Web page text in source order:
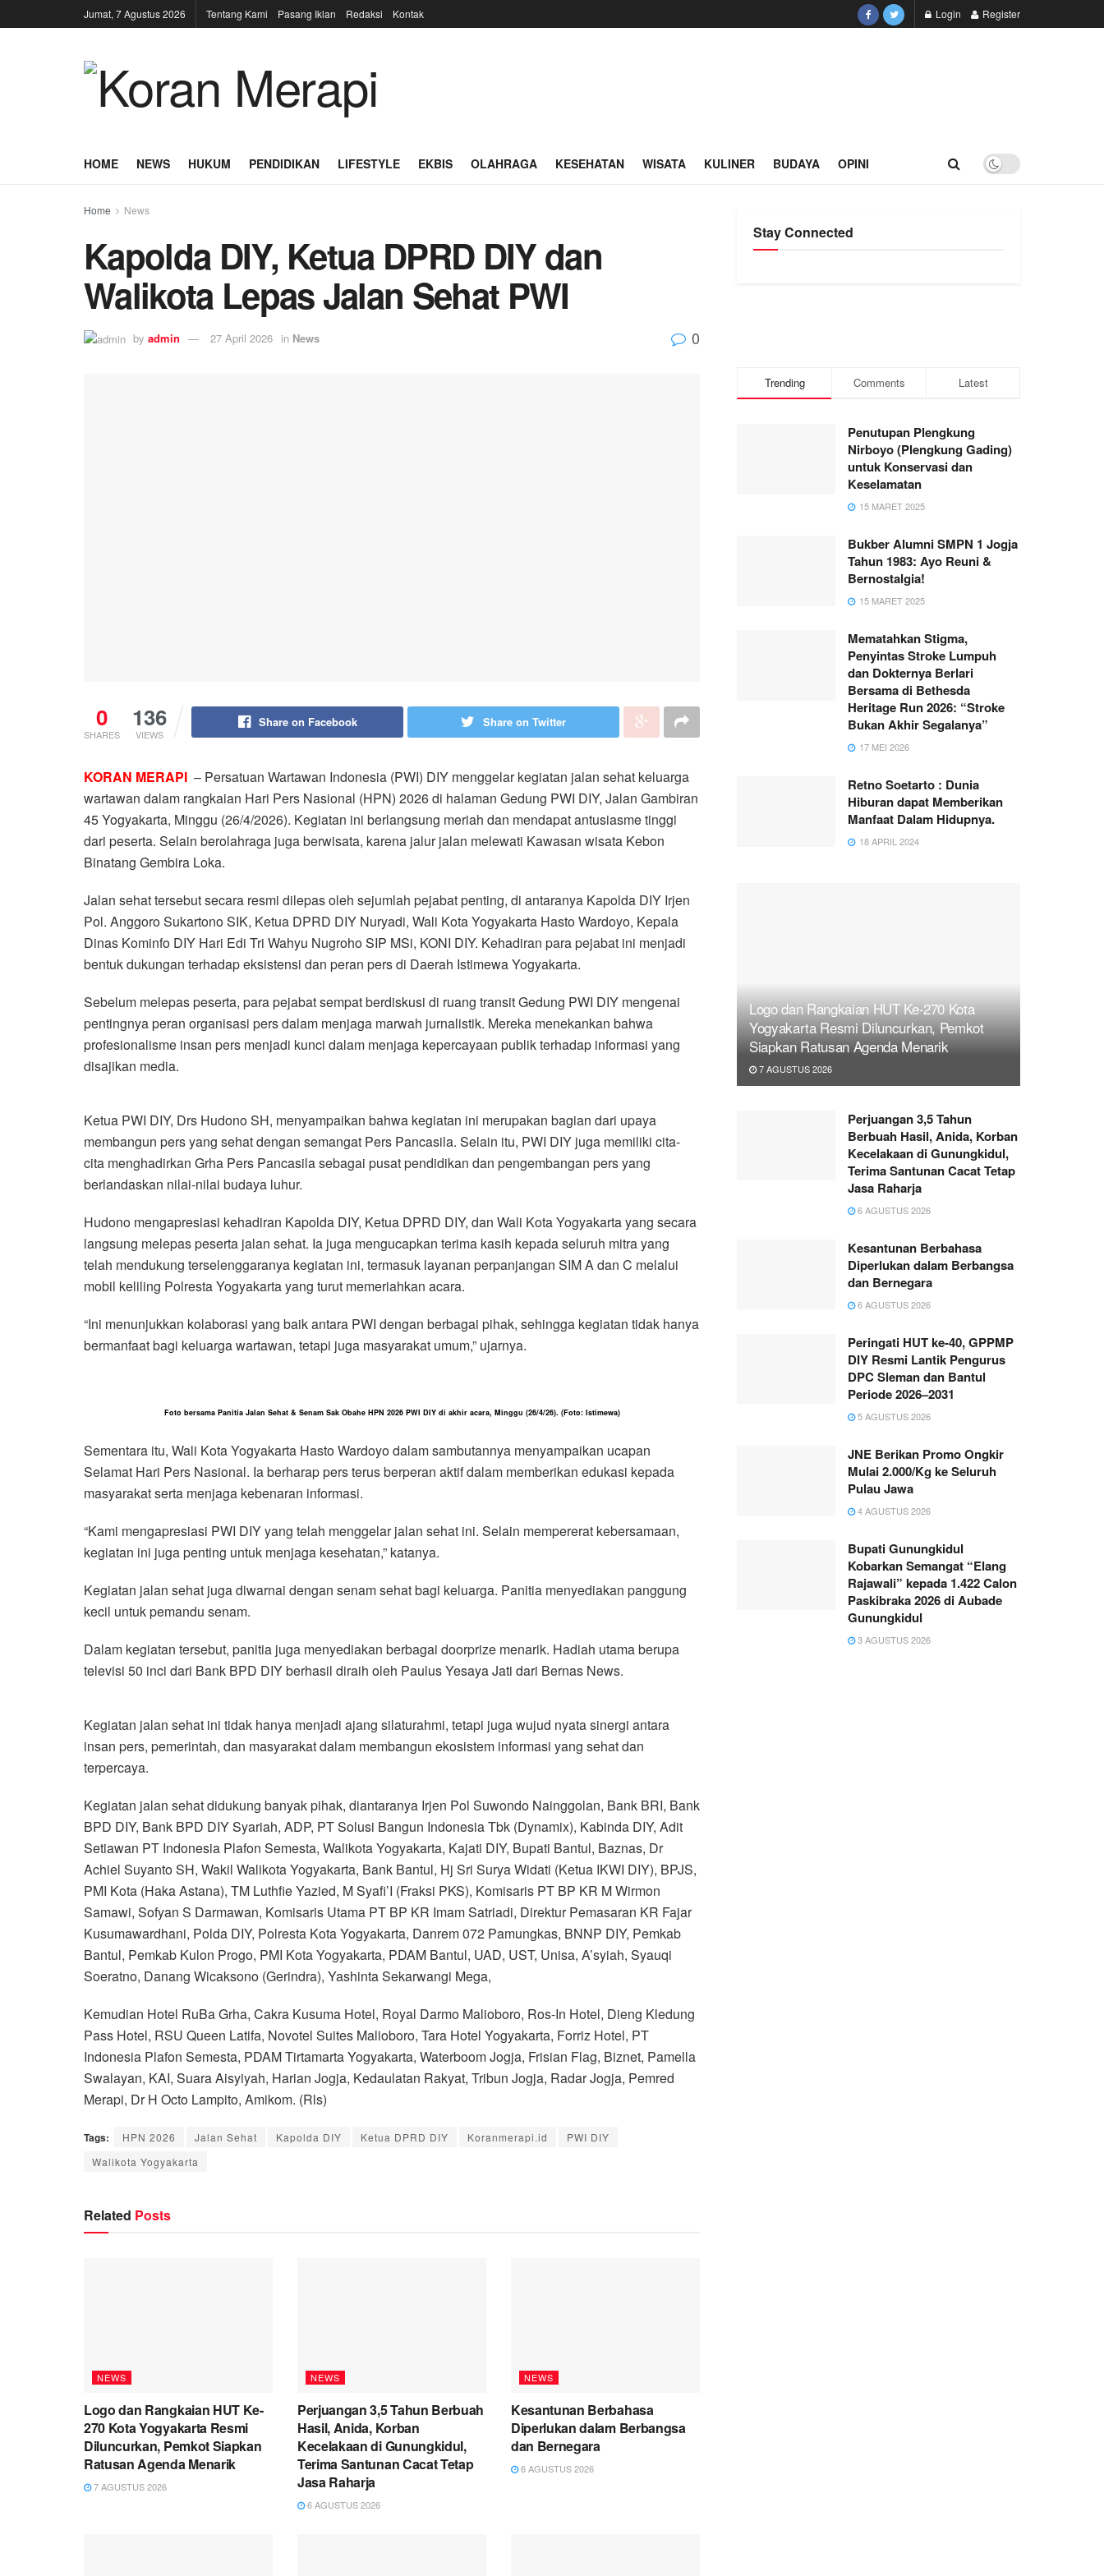
Jumat, 7 Agustus 2026 Tentang Kami Pasang Iklan Redaksi Kontak Login Register
HOME NEWS HUKUM PENDIDIKAN LIFESTYLE EKBIS OLAHRAGA KESEHATAN WISATA KULINER BUDAYA OPINI
Home News
Kapolda DIY, Ketua DPRD DIY dan
Walikota Lepas Jalan Sehat PWI
by admin 27 April 2026 in News 0
0
SHARES
136
VIEWS
Share on Facebook Share on Twitter
KORAN MERAPI – Persatuan Wartawan Indonesia (PWI) DIY menggelar kegiatan jalan sehat keluarga
wartawan dalam rangkaian Hari Pers Nasional (HPN) 2026 di halaman Gedung PWI DIY, Jalan Gambiran
45 Yogyakarta, Minggu (26/4/2026). Kegiatan ini berlangsung meriah dan mendapat antusiasme tinggi
dari peserta. Selain berolahraga juga berwisata, karena jalur jalan melewati Kawasan wisata Kebon
Binatang Gembira Loka.
Jalan sehat tersebut secara resmi dilepas oleh sejumlah pejabat penting, di antaranya Kapolda DIY Irjen
Pol. Anggoro Sukartono SIK, Ketua DPRD DIY Nuryadi, Wali Kota Yogyakarta Hasto Wardoyo, Kepala
Dinas Kominfo DIY Hari Edi Tri Wahyu Nugroho SIP MSi, KONI DIY. Kehadiran para pejabat ini menjadi
bentuk dukungan terhadap eksistensi dan peran pers di Daerah Istimewa Yogyakarta.
Sebelum melepas peserta, para pejabat sempat berdiskusi di ruang transit Gedung PWI DIY mengenai
pentingnya peran organisasi pers dalam menjaga marwah jurnalistik. Mereka menekankan bahwa
profesionalisme insan pers menjadi kunci dalam menjaga kepercayaan publik terhadap informasi yang
disajikan media.
Ketua PWI DIY, Drs Hudono SH, menyampaikan bahwa kegiatan ini merupakan bagian dari upaya
membangun pers yang sehat dengan semangat Pers Pancasila. Selain itu, PWI DIY juga memiliki cita-
cita menghadirkan Grha Pers Pancasila sebagai pusat pendidikan dan pengembangan pers yang
berlandaskan nilai-nilai budaya luhur.
Hudono mengapresiasi kehadiran Kapolda DIY, Ketua DPRD DIY, dan Wali Kota Yogyakarta yang secara
langsung melepas peserta jalan sehat. Ia juga mengucapkan terima kasih kepada seluruh mitra yang
telah mendukung terselenggaranya kegiatan ini, termasuk layanan perpanjangan SIM A dan C melalui
mobil keliling Polresta Yogyakarta yang turut memeriahkan acara.
“Ini menunjukkan kolaborasi yang baik antara PWI dengan berbagai pihak, sehingga kegiatan tidak hanya
bermanfaat bagi keluarga wartawan, tetapi juga masyarakat umum,” ujarnya.
Foto bersama Panitia Jalan Sehat & Senam Sak Obahe HPN 2026 PWI DIY di akhir acara, Minggu (26/4/26). (Foto: Istimewa)
Sementara itu, Wali Kota Yogyakarta Hasto Wardoyo dalam sambutannya menyampaikan ucapan
Selamat Hari Pers Nasional. Ia berharap pers terus berperan aktif dalam memberikan edukasi kepada
masyarakat serta menjaga kebenaran informasi.
“Kami mengapresiasi PWI DIY yang telah menggelar jalan sehat ini. Selain mempererat kebersamaan,
kegiatan ini juga penting untuk menjaga kesehatan,” katanya.
Kegiatan jalan sehat juga diwarnai dengan senam sehat bagi keluarga. Panitia menyediakan panggung
kecil untuk pemandu senam.
Dalam kegiatan tersebut, panitia juga menyediakan berbagai doorprize menarik. Hadiah utama berupa
televisi 50 inci dari Bank BPD DIY berhasil diraih oleh Paulus Yesaya Jati dari Bernas News.
Kegiatan jalan sehat ini tidak hanya menjadi ajang silaturahmi, tetapi juga wujud nyata sinergi antara
insan pers, pemerintah, dan masyarakat dalam membangun ekosistem informasi yang sehat dan
terpercaya.
Kegiatan jalan sehat didukung banyak pihak, diantaranya Irjen Pol Suwondo Nainggolan, Bank BRI, Bank
BPD DIY, Bank BPD DIY Syariah, ADP, PT Solusi Bangun Indonesia Tbk (Dynamix), Kabinda DIY, Adit
Setiawan PT Indonesia Plafon Semesta, Walikota Yogyakarta, Kajati DIY, Bupati Bantul, Baznas, Dr
Achiel Suyanto SH, Wakil Walikota Yogyakarta, Bank Bantul, Hj Sri Surya Widati (Ketua IKWI DIY), BPJS,
PMI Kota (Haka Astana), TM Luthfie Yazied, M Syafi’I (Fraksi PKS), Komisaris PT BP KR M Wirmon
Samawi, Sofyan S Darmawan, Komisaris Utama PT BP KR Imam Satriadi, Direktur Pemasaran KR Fajar
Kusumawardhani, Polda DIY, Polresta Kota Yogyakarta, Danrem 072 Pamungkas, BNNP DIY, Pemkab
Bantul, Pemkab Kulon Progo, PMI Kota Yogyakarta, PDAM Bantul, UAD, UST, Unisa, A’syiah, Syauqi
Soeratno, Danang Wicaksono (Gerindra), Yashinta Sekarwangi Mega,
Kemudian Hotel RuBa Grha, Cakra Kusuma Hotel, Royal Darmo Malioboro, Ros-In Hotel, Dieng Kledung
Pass Hotel, RSU Queen Latifa, Novotel Suites Malioboro, Tara Hotel Yogyakarta, Forriz Hotel, PT
Indonesia Plafon Semesta, PDAM Tirtamarta Yogyakarta, Waterboom Jogja, Frisian Flag, Biznet, Pamella
Swalayan, KAI, Suara Aisyiyah, Harian Jogja, Kedaulatan Rakyat, Tribun Jogja, Radar Jogja, Pemred
Merapi, Dr H Octo Lampito, Amikom. (Rls)
Tags: HPN 2026 Jalan Sehat Kapolda DIY Ketua DPRD DIY Koranmerapi.id
PWI DIY
Walikota Yogyakarta
Related Posts
NEWS
Logo dan Rangkaian HUT Ke-
270 Kota Yogyakarta Resmi
Diluncurkan, Pemkot Siapkan
Ratusan Agenda Menarik
7 AGUSTUS 2026
NEWS
Perjuangan 3,5 Tahun Berbuah
Hasil, Anida, Korban
Kecelakaan di Gunungkidul,
Terima Santunan Cacat Tetap
Jasa Raharja
6 AGUSTUS 2026
NEWS
Kesantunan Berbahasa
Diperlukan dalam Berbangsa
dan Bernegara
6 AGUSTUS 2026
Stay Connected
Trending Comments Latest
Penutupan Plengkung
Nirboyo (Plengkung Gading)
untuk Konservasi dan
Keselamatan
15 MARET 2025
Bukber Alumni SMPN 1 Jogja
Tahun 1983: Ayo Reuni &
Bernostalgia!
15 MARET 2025
Mematahkan Stigma,
Penyintas Stroke Lumpuh
dan Dokternya Berlari
Bersama di Bethesda
Heritage Run 2026: “Stroke
Bukan Akhir Segalanya”
17 MEI 2026
Retno Soetarto : Dunia
Hiburan dapat Memberikan
Manfaat Dalam Hidupnya.
18 APRIL 2024
Logo dan Rangkaian HUT Ke-270 Kota
Yogyakarta Resmi Diluncurkan, Pemkot
Siapkan Ratusan Agenda Menarik
7 AGUSTUS 2026
Perjuangan 3,5 Tahun
Berbuah Hasil, Anida, Korban
Kecelakaan di Gunungkidul,
Terima Santunan Cacat Tetap
Jasa Raharja
6 AGUSTUS 2026
Kesantunan Berbahasa
Diperlukan dalam Berbangsa
dan Bernegara
6 AGUSTUS 2026
Peringati HUT ke-40, GPPMP
DIY Resmi Lantik Pengurus
DPC Sleman dan Bantul
Periode 2026–2031
5 AGUSTUS 2026
JNE Berikan Promo Ongkir
Mulai 2.000/Kg ke Seluruh
Pulau Jawa
4 AGUSTUS 2026
Bupati Gunungkidul
Kobarkan Semangat “Elang
Rajawali” kepada 1.422 Calon
Paskibraka 2026 di Aubade
Gunungkidul
3 AGUSTUS 2026